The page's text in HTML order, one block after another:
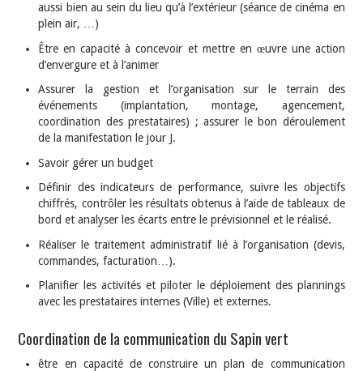
aussi bien au sein du lieu qu’à l’extérieur (séance de cinéma en
plein air, …)
Être en capacité à concevoir et mettre en œuvre une action
d’envergure et à l’animer
Assurer la gestion et l’organisation sur le terrain des
événements (implantation, montage, agencement,
coordination des prestataires) ; assurer le bon déroulement
de la manifestation le jour J.
Savoir gérer un budget
Définir des indicateurs de performance, suivre les objectifs
chiffrés, contrôler les résultats obtenus à l’aide de tableaux de
bord et analyser les écarts entre le prévisionnel et le réalisé.
Réaliser le traitement administratif lié à l’organisation (devis,
commandes, facturation…).
Planifier les activités et piloter le déploiement des plannings
avec les prestataires internes (Ville) et externes.
Coordination de la communication du Sapin vert
être en capacité de construire un plan de communication